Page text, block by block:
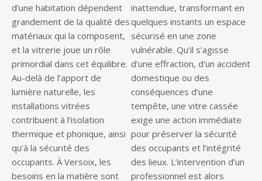
d’une habitation dépendent
grandement de la qualité des
matériaux qui la composent,
et la vitrerie joue un rôle
primordial dans cet équilibre.
Au-delà de l’apport de
lumière naturelle, les
installations vitrées
contribuent à l’isolation
thermique et phonique, ainsi
qu’à la sécurité des
occupants. À Versoix, les
besoins en la matière sont
inattendue, transformant en
quelques instants un espace
sécurisé en une zone
vulnérable. Qu’il s’agisse
d’une effraction, d’un accident
domestique ou des
conséquences d’une
tempête, une vitre cassée
exige une action immédiate
pour préserver la sécurité
des occupants et l’intégrité
des lieux. L’intervention d’un
professionnel est alors